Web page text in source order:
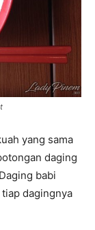
yang sama
daging
babi
dagingnya